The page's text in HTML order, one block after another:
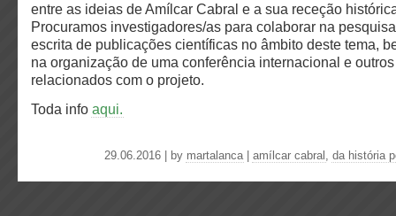
entre as ideias de Amílcar Cabral e a sua receção
Procuramos investigadores/as para colaborar na
escrita de publicações científicas no âmbito deste tema,
na organização de uma conferência internacional e
relacionados com o projeto.
Toda info aqui.
29.06.2016 | by martalanca| amílcar cabral , da história